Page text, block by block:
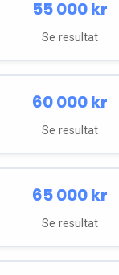
55 000kr
Se resultat
60 000kr
Se resultat
65 000kr
Se resultat